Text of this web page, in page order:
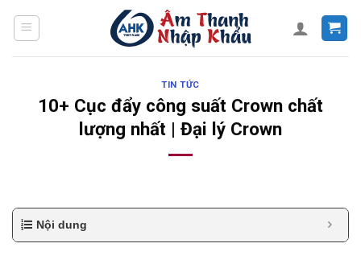
TIN TỨC
10+ Cục đẩy công suất Crown chất
lượng nhất | Đại lý Crown
Nội dung